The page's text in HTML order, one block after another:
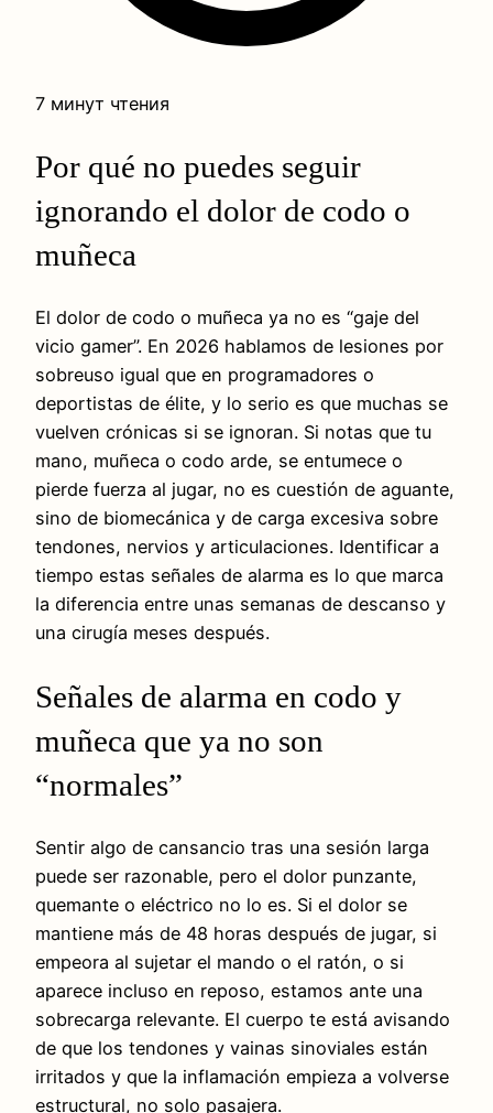
7 минут чтения
Por qué no puedes seguir
ignorando el dolor de codo o
muñeca
El dolor de codo o muñeca ya no es “gaje del
vicio gamer”. En 2026 hablamos de lesiones por
sobreuso igual que en programadores o
deportistas de élite, y lo serio es que muchas se
vuelven crónicas si se ignoran. Si notas que tu
mano, muñeca o codo arde, se entumece o
pierde fuerza al jugar, no es cuestión de aguante,
sino de biomecánica y de carga excesiva sobre
tendones, nervios y articulaciones. Identificar a
tiempo estas señales de alarma es lo que marca
la diferencia entre unas semanas de descanso y
una cirugía meses después.
Señales de alarma en codo y
muñeca que ya no son
“normales”
Sentir algo de cansancio tras una sesión larga
puede ser razonable, pero el dolor punzante,
quemante o eléctrico no lo es. Si el dolor se
mantiene más de 48 horas después de jugar, si
empeora al sujetar el mando o el ratón, o si
aparece incluso en reposo, estamos ante una
sobrecarga relevante. El cuerpo te está avisando
de que los tendones y vainas sinoviales están
irritados y que la inflamación empieza a volverse
estructural, no solo pasajera.